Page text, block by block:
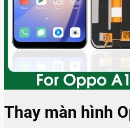
Thay màn hình